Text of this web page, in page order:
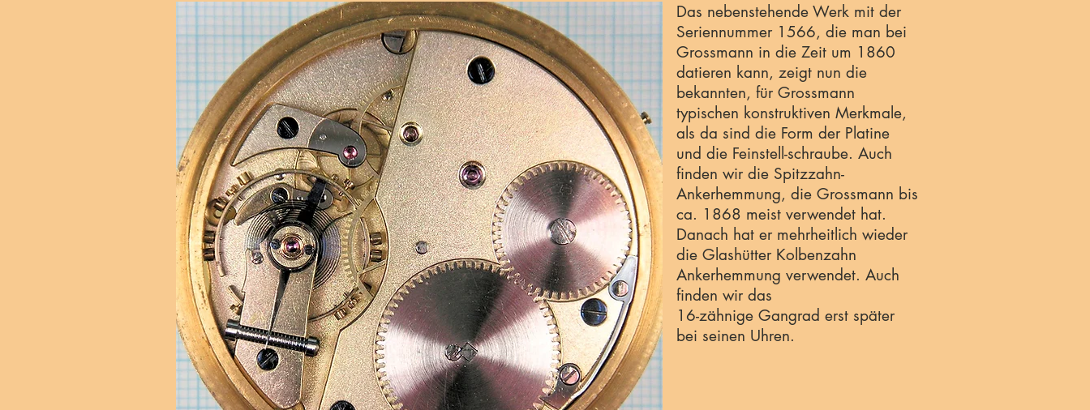
Das nebenstehende Werk mit der
Seriennummer 1566, die man bei
Grossmann in die Zeit um 1860
datieren kann, zeigt nun die
bekannten, für Grossmann
typischen konstruktiven Merkmale,
als da sind die Form der Platine
und die Feinstell-schraube. Auch
finden wir die Spitzzahn-
Ankerhemmung, die Grossmann bis
ca. 1868 meist verwendet hat.
Danach hat er mehrheitlich wieder
die Glashütter Kolbenzahn
Ankerhemmung verwendet. Auch
finden wir das
16-zähnige Gangrad erst später
bei seinen Uhren.